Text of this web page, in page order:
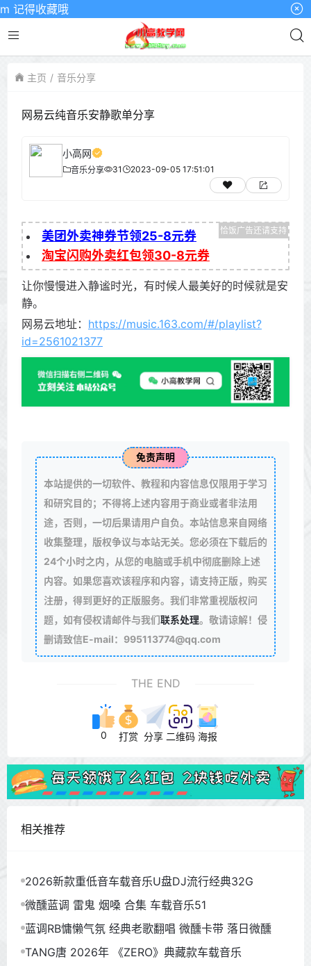
得收藏哦
主页 音乐分享
网易云纯音乐安静歌单分享
小高网
音乐分享 31 2023-09-05 17:51:01
美团外卖神券节领25-8元券
淘宝闪购外卖红包领30-8元券
让你慢慢进入静谧时光，有时候人最美好的时候就是安
静。
网易云地址： https://music.163.com/#/playlist?
id=2561021377
免责声明
本站提供的一切软件、教程和内容信息仅限用于学习
和研究目的；不得将上述内容用于商业或者非法用
途，否则，一切后果请用户自负。本站信息来自网络
收集整理，版权争议与本站无关。您必须在下载后的
24个小时之内，从您的电脑或手机中彻底删除上述
内容。如果您喜欢该程序和内容，请支持正版，购买
注册，得到更好的正版服务。我们非常重视版权问
题，如有侵权请邮件与我们联系处理。敬请谅解！侵
删请致信E-mail：995113774@qq.com
THE END
0 打赏 分享 二维码 海报
相关推荐
2026新款重低音车载音乐U盘DJ流行经典32G
微醺蓝调 雷鬼 烟嗓 合集 车载音乐51
蓝调RB慵懒气氛 经典老歌翻唱 微醺卡带 落日微醺
TANG唐 2026年 《ZERO》典藏款车载音乐